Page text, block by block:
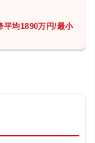
平均1890万円/最小